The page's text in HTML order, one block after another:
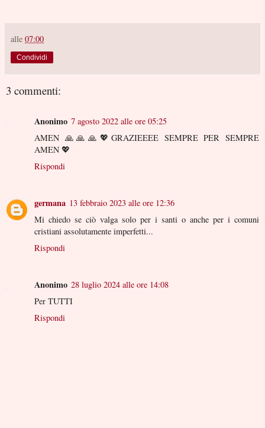
alle 07:00
Condividi
3 commenti:
Anonimo 7 agosto 2022 alle ore 05:25
AMEN 🙏🙏🙏💖GRAZIEEEE SEMPRE PER SEMPRE
AMEN 💖
Rispondi
germana 13 febbraio 2023 alle ore 12:36
Mi chiedo se ciò valga solo per i santi o anche per i comuni
cristiani assolutamente imperfetti...
Rispondi
Anonimo 28 luglio 2024 alle ore 14:08
Per TUTTI
Rispondi